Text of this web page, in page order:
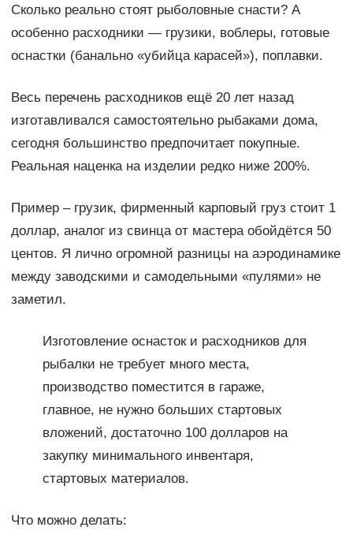
Сколько реально стоят рыболовные снасти? А
особенно расходники — грузики, воблеры, готовые
оснастки (банально «убийца карасей»), поплавки.
Весь перечень расходников ещё 20 лет назад
изготавливался самостоятельно рыбаками дома,
сегодня большинство предпочитает покупные.
Реальная наценка на изделии редко ниже 200%.
Пример – грузик, фирменный карповый груз стоит 1
доллар, аналог из свинца от мастера обойдётся 50
центов. Я лично огромной разницы на аэродинамике
между заводскими и самодельными «пулями» не
заметил.
Изготовление оснасток и расходников для
рыбалки не требует много места,
производство поместится в гараже,
главное, не нужно больших стартовых
вложений, достаточно 100 долларов на
закупку минимального инвентаря,
стартовых материалов.
Что можно делать: